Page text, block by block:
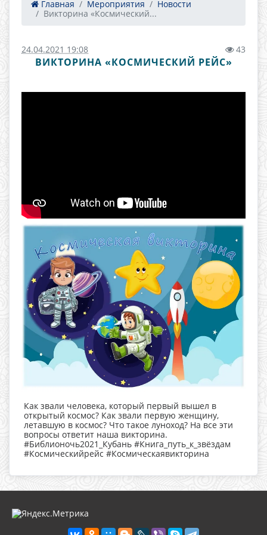
Главная Мероприятия
Новости
Викторина «Космический...
24.04.2021 19:08 43
ВИКТОРИНА «КОСМИЧЕСКИЙ РЕЙС»
Как звали человека, который первый вышел в
открытый космос? Как звали первую женщину,
летавшую в космос? Что такое луноход? На все эти
вопросы ответит наша викторина.
#Библионочь2021_Кубань #Книга_путь_к_звёздам
#Космическийрейс #Космическаявикторина